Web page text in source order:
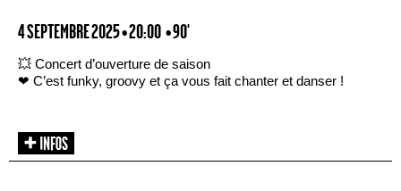
4 SEPTEMBRE 2025 • 20:00 • 90'
💥 Concert d’ouverture de saison
❤ C’est funky, groovy et ça vous fait chanter et danser !